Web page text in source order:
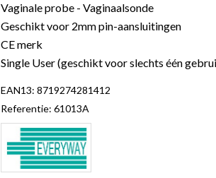
Vaginale probe - Vaginaalsonde
Geschikt voor 2mm pin-aansluitingen
CE merk
Single User (geschikt voor slechts één
EAN13: 8719274281412
Referentie: 61013A